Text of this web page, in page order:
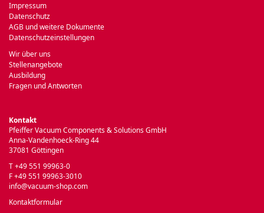
Impressum
Datenschutz
AGB und weitere Dokumente
Datenschutzeinstellungen
Wir über uns
Stellenangebote
Ausbildung
Fragen und Antworten
Kontakt
Pfeiffer Vacuum Components & Solutions GmbH
Anna-Vandenhoeck-Ring 44
37081 Göttingen
T +49 551 99963-0
F +49 551 99963-3010
info@vacuum-shop.com
Kontaktformular